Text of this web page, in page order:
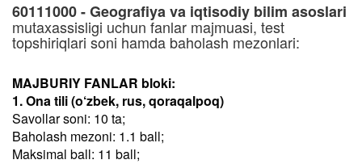
60111000 - Geografiya va iqtisodiy bilim asoslari
mutaxassisligi uchun fanlar majmuasi, test
topshiriqlari soni hamda baholash mezonlari:
MAJBURIY FANLAR bloki:
1. Ona tili (o‘zbek, rus, qoraqalpoq)
Savollar soni: 10 ta;
Baholash mezoni: 1.1 ball;
Maksimal ball: 11 ball;